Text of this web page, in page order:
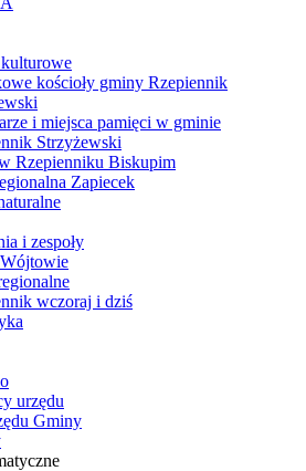
kościoły gminy Rzepiennik
i miejsca pamięci w gminie
Strzyżewski
Rzepienniku Biskupim
Zapiecek
i zespoły
wczoraj i dziś
urzędu
Gminy